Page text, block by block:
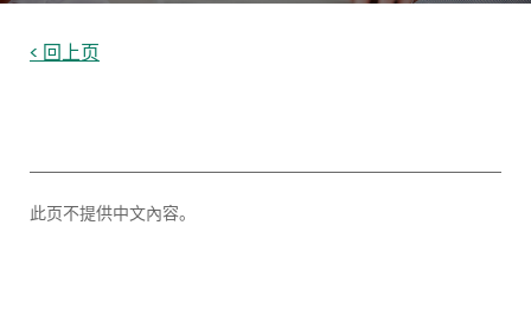
< 回上页
此页不提供中文內容。